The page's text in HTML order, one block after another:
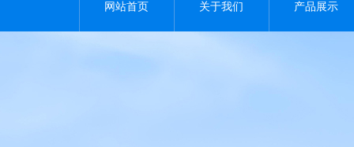
网站首页 关于我们 产品展示